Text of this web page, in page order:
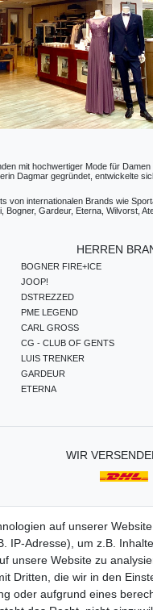
mit hochwertiger Mode für
Dagmar gegründet, entwickelte
von internationalen Brands wie
Gardeur, Eterna, Wilvorst,
HERREN
BOGNER FIRE+ICE
JOOP!
DSTREZZED
PME LEGEND
CARL GROSS
CG - CLUB OF GENTS
LUIS TRENKER
GARDEUR
ETERNA
WIR
auf unserer
IP-Adresse), um z.B.
unsere Website zu
Dritten, die wir in den
oder aufgrund eines